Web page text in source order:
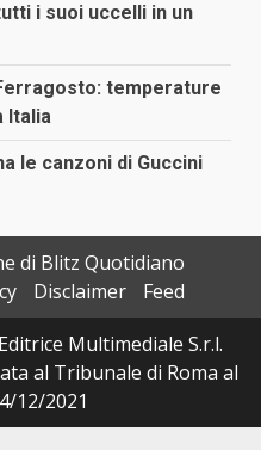
i suoi uccelli in un
temperature
Italia
le canzoni di Guccini
di Blitz Quotidiano
Disclaimer
Feed
Multimediale S.r.l.
al Tribunale di Roma al
12/2021